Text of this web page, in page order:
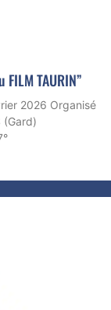
TAURIN”
2026 Organisé
(Gard)